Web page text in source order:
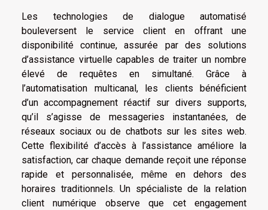
Les technologies de dialogue automatisé
bouleversent le service client en offrant une
disponibilité continue, assurée par des solutions
d’assistance virtuelle capables de traiter un nombre
élevé de requêtes en simultané. Grâce à
l’automatisation multicanal, les clients bénéficient
d’un accompagnement réactif sur divers supports,
qu’il s’agisse de messageries instantanées, de
réseaux sociaux ou de chatbots sur les sites web.
Cette flexibilité d’accès à l’assistance améliore la
satisfaction, car chaque demande reçoit une réponse
rapide et personnalisée, même en dehors des
horaires traditionnels. Un spécialiste de la relation
client numérique observe que cet engagement